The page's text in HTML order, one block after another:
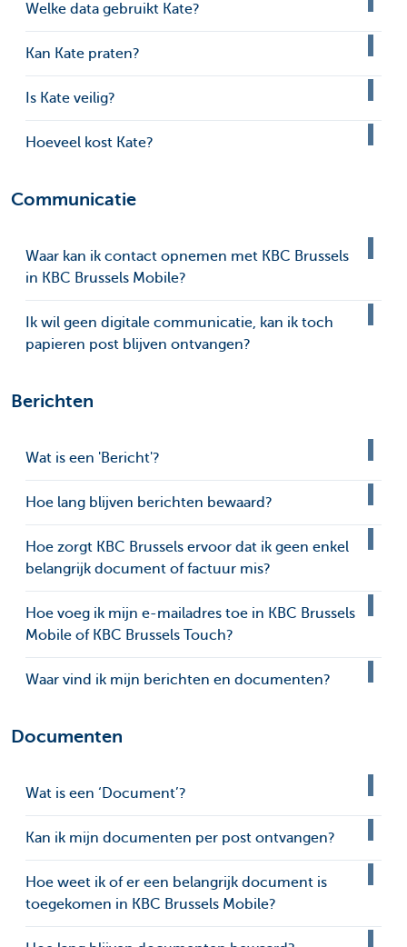
Welke data gebruikt Kate?
Kan Kate praten?
Is Kate veilig?
Hoeveel kost Kate?
Communicatie
Waar kan ik contact opnemen met KBC Brussels
in KBC Brussels Mobile?
Ik wil geen digitale communicatie, kan ik toch
papieren post blijven ontvangen?
Berichten
Wat is een 'Bericht'?
Hoe lang blijven berichten bewaard?
Hoe zorgt KBC Brussels ervoor dat ik geen enkel
belangrijk document of factuur mis?
Hoe voeg ik mijn e-mailadres toe in KBC Brussels
Mobile of KBC Brussels Touch?
Waar vind ik mijn berichten en documenten?
Documenten
Wat is een ‘Document’?
Kan ik mijn documenten per post ontvangen?
Hoe weet ik of er een belangrijk document is
toegekomen in KBC Brussels Mobile?